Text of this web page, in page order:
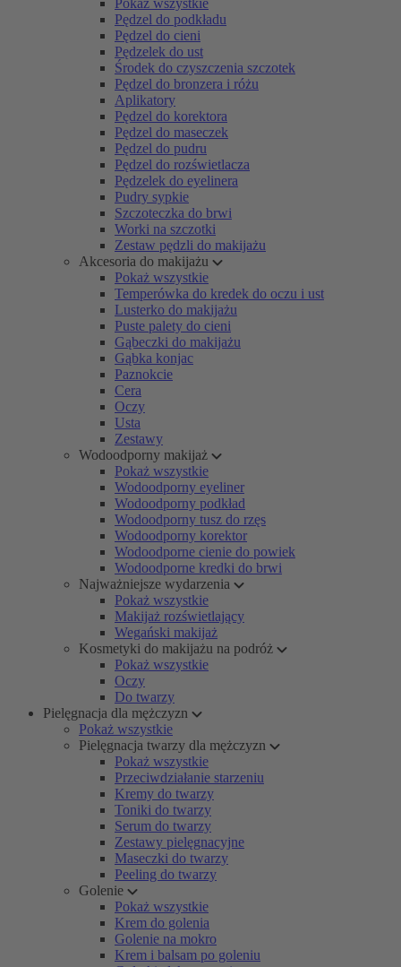
Pokaż wszystkie
Pędzel do podkładu
Pędzel do cieni
Pędzelek do ust
Środek do czyszczenia szczotek
Pędzel do bronzera i różu
Aplikatory
Pędzel do korektora
Pędzel do maseczek
Pędzel do pudru
Pędzel do rozświetlacza
Pędzelek do eyelinera
Pudry sypkie
Szczoteczka do brwi
Worki na szczotki
Zestaw pędzli do makijażu
Akcesoria do makijażu
Pokaż wszystkie
Temperówka do kredek do oczu i ust
Lusterko do makijażu
Puste palety do cieni
Gąbeczki do makijażu
Gąbka konjac
Paznokcie
Cera
Oczy
Usta
Zestawy
Wodoodporny makijaż
Pokaż wszystkie
Wodoodporny eyeliner
Wodoodporny podkład
Wodoodporny tusz do rzęs
Wodoodporny korektor
Wodoodporne cienie do powiek
Wodoodporne kredki do brwi
Najważniejsze wydarzenia
Pokaż wszystkie
Makijaż rozświetlający
Wegański makijaż
Kosmetyki do makijażu na podróż
Pokaż wszystkie
Oczy
Do twarzy
Pielęgnacja dla mężczyzn
Pokaż wszystkie
Pielęgnacja twarzy dla mężczyzn
Pokaż wszystkie
Przeciwdziałanie starzeniu
Kremy do twarzy
Toniki do twarzy
Serum do twarzy
Zestawy pielęgnacyjne
Maseczki do twarzy
Peeling do twarzy
Golenie
Pokaż wszystkie
Krem do golenia
Golenie na mokro
Krem i balsam po goleniu